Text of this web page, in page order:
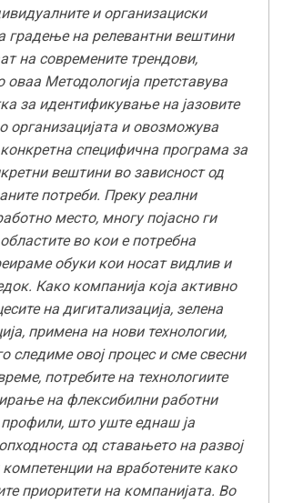
и организациски
градење на релевантни вештини
на современите трендови,
оваа Методологија претставува
за идентификување на јазовите
организацијата и овозможува
специфична програма за
вештини во зависност од
потреби. Преку реални
место, многу појасно ги
во кои е потребна
обуки кои носат видлив и
Како компанија која активно
на дигитализација, зелена
примена на нови технологии,
следиме овој процес и сме свесни
потребите на технологиите
на флексибилни работни
што уште еднаш ја
од ставањето на развој
на вработените како
приоритети на компанијата. Во